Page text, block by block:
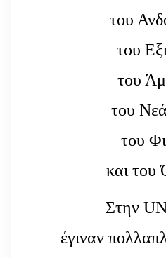
του
του
του
του
του
και του
Στην
έγιναν